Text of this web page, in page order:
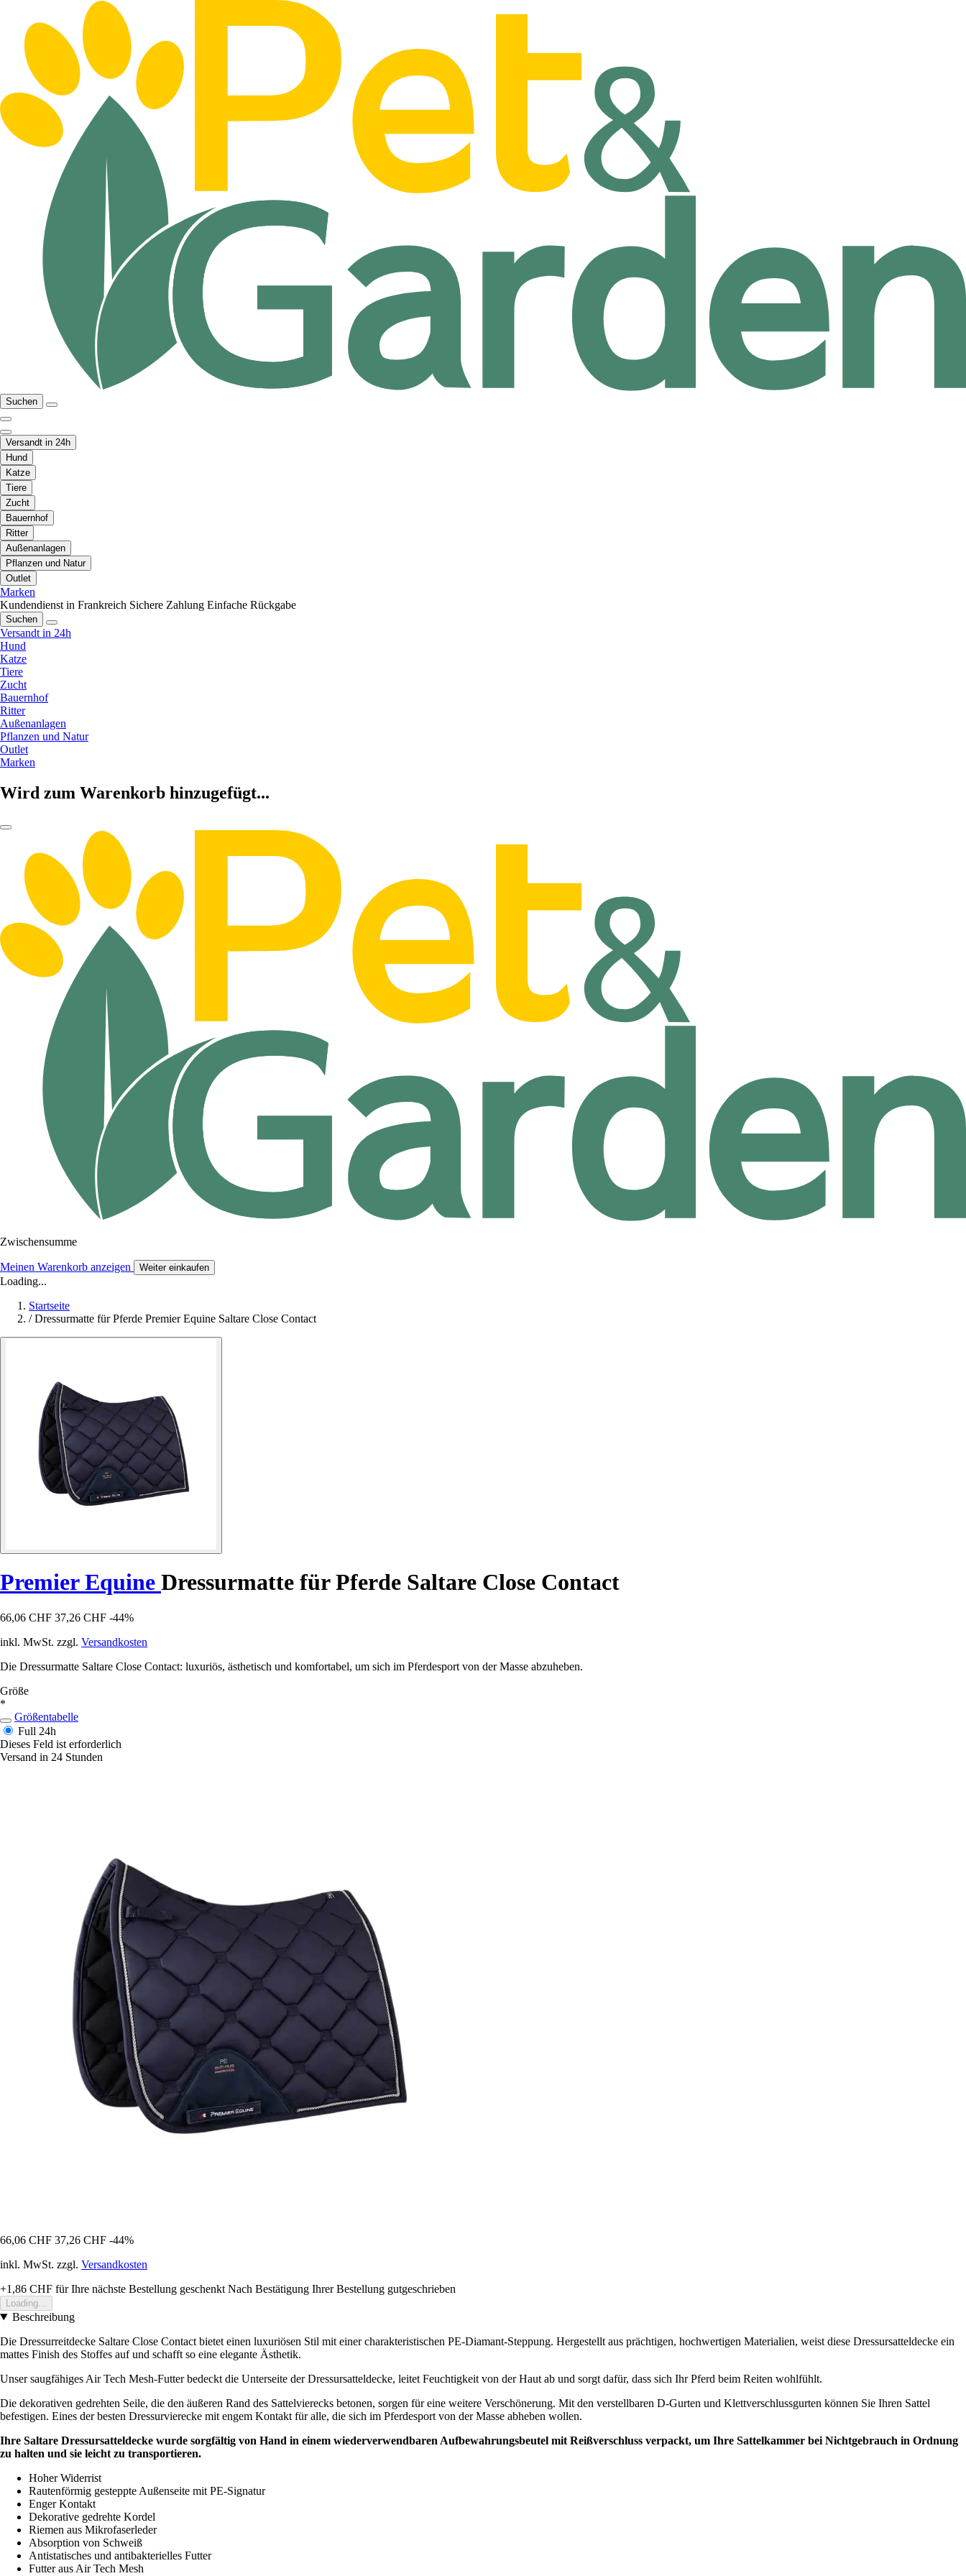
Suchen
Versandt in 24h
Hund
Katze
Tiere
Zucht
Bauernhof
Ritter
Außenanlagen
Pflanzen und Natur
Outlet
Marken
Kundendienst in Frankreich Sichere Zahlung Einfache Rückgabe
Suchen
Versandt in 24h
Hund
Katze
Tiere
Zucht
Bauernhof
Ritter
Außenanlagen
Pflanzen und Natur
Outlet
Marken
Wird zum Warenkorb hinzugefügt...
Zwischensumme
Meinen Warenkorb anzeigen Weiter einkaufen
Loading...
Startseite
/ Dressurmatte für Pferde Premier Equine Saltare Close Contact
Premier Equine Dressurmatte für Pferde Saltare Close Contact
66,06 CHF 37,26 CHF -44%
inkl. MwSt. zzgl. Versandkosten
Die Dressurmatte Saltare Close Contact: luxuriös, ästhetisch und komfortabel, um sich im Pferdesport von der Masse abzuheben.
Größe
*
Größentabelle
Full 24h
Dieses Feld ist erforderlich
Versand in 24 Stunden
66,06 CHF 37,26 CHF -44%
inkl. MwSt. zzgl. Versandkosten
+1,86 CHF für Ihre nächste Bestellung geschenkt Nach Bestätigung Ihrer Bestellung gutgeschrieben
Loading...
Beschreibung
Die Dressurreitdecke Saltare Close Contact bietet einen luxuriösen Stil mit einer charakteristischen PE-Diamant-Steppung. Hergestellt aus prächtigen, hochwertigen Materialien, weist diese Dressursatteldecke ein
mattes Finish des Stoffes auf und schafft so eine elegante Ästhetik.
Unser saugfähiges Air Tech Mesh-Futter bedeckt die Unterseite der Dressursatteldecke, leitet Feuchtigkeit von der Haut ab und sorgt dafür, dass sich Ihr Pferd beim Reiten wohlfühlt.
Die dekorativen gedrehten Seile, die den äußeren Rand des Sattelvierecks betonen, sorgen für eine weitere Verschönerung. Mit den verstellbaren D-Gurten und Klettverschlussgurten können Sie Ihren Sattel
befestigen. Eines der besten Dressurvierecke mit engem Kontakt für alle, die sich im Pferdesport von der Masse abheben wollen.
Ihre Saltare Dressursatteldecke wurde sorgfältig von Hand in einem wiederverwendbaren Aufbewahrungsbeutel mit Reißverschluss verpackt, um Ihre Sattelkammer bei Nichtgebrauch in Ordnung
zu halten und sie leicht zu transportieren.
Hoher Widerrist
Rautenförmig gesteppte Außenseite mit PE-Signatur
Enger Kontakt
Dekorative gedrehte Kordel
Riemen aus Mikrofaserleder
Absorption von Schweiß
Antistatisches und antibakterielles Futter
Futter aus Air Tech Mesh